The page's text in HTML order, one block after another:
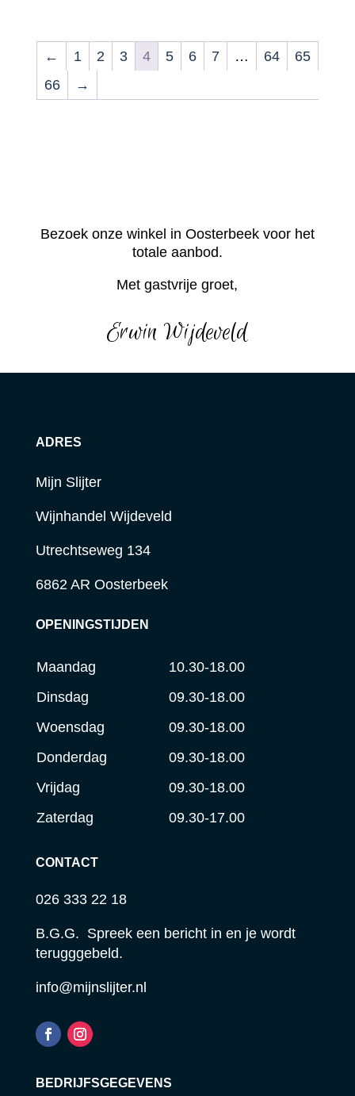
← 1 2 3 4 5 6 7 … 64
65
66
→
Bezoek onze winkel in Oosterbeek voor het
totale aanbod.
Met gastvrije groet,
Erwin Wijdeveld
ADRES
Mijn Slijter
Wijnhandel Wijdeveld
Utrechtseweg 134
6862 AR Oosterbeek
OPENINGSTIJDEN
Maandag
10.30-18.00
Dinsdag
09.30-18.00
Woensdag
09.30-18.00
Donderdag
09.30-18.00
Vrijdag
09.30-18.00
Zaterdag
09.30-17.00
CONTACT
026 333 22 18
B.G.G. Spreek een bericht in en je wordt
terugggebeld.
info@mijnslijter.nl
BEDRIJFSGEGEVENS